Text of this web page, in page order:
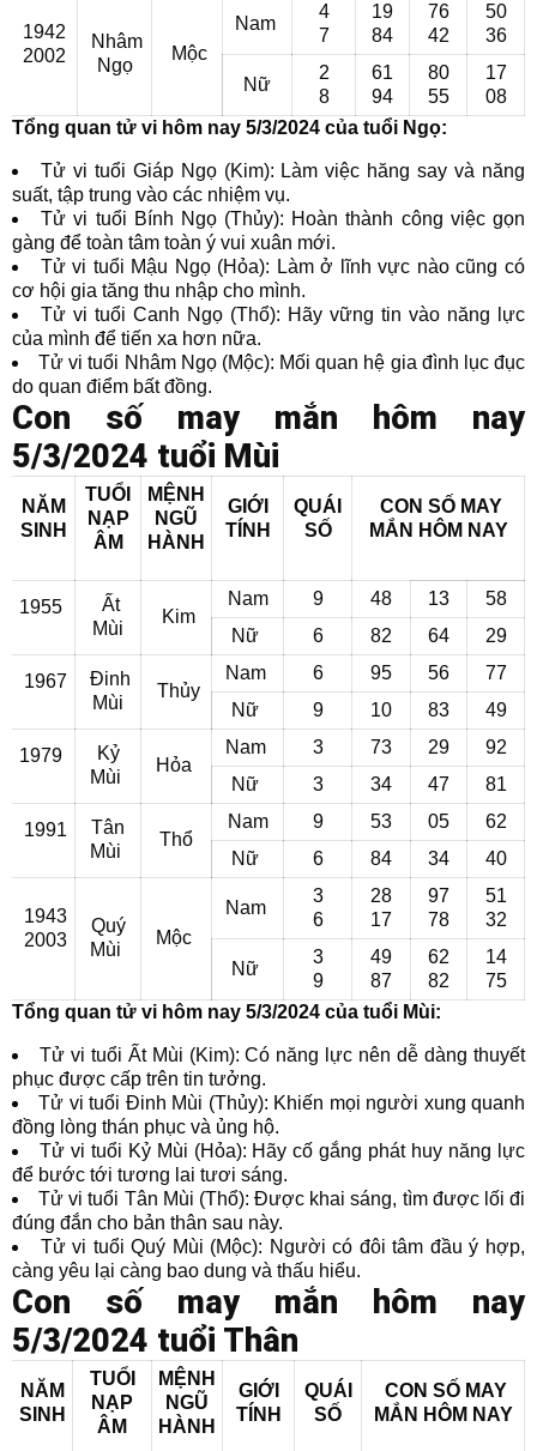
1942
2002
Nhâm
Ngọ
Mộc
Nam
4
7
19
84
76
42
50
36
Nữ
2
8
61
94
80
55
17
08
Tổng quan tử vi hôm nay 5/3/2024 của tuổi Ngọ:
Tử vi tuổi Giáp Ngọ (Kim): Làm việc hăng say và năng
suất, tập trung vào các nhiệm vụ.
Tử vi tuổi Bính Ngọ (Thủy): Hoàn thành công việc gọn
gàng để toàn tâm toàn ý vui xuân mới.
Tử vi tuổi Mậu Ngọ (Hỏa): Làm ở lĩnh vực nào cũng có
cơ hội gia tăng thu nhập cho mình.
Tử vi tuổi Canh Ngọ (Thổ): Hãy vững tin vào năng lực
của mình để tiến xa hơn nữa.
Tử vi tuổi Nhâm Ngọ (Mộc): Mối quan hệ gia đình lục đục
do quan điểm bất đồng.
Con số may mắn hôm nay
5/3/2024 tuổi Mùi
NĂM
SINH
TUỔI
NẠP
ÂM
MỆNH
NGŨ
HÀNH
GIỚI
TÍNH
QUÁI
SỐ
CON SỐ MAY
MẮN HÔM NAY
1955
Ất
Mùi
Kim
Nam 9 48 13
58
Nữ
6 82 64 29
1967
Đinh
Mùi
Thủy
Nam 6 95 56
77
Nữ
9 10 83 49
1979
Kỷ
Mùi
Hỏa
Nam 3 73 29
92
Nữ
3 34 47 81
1991
Tân
Mùi
Thổ
Nam 9 53 05
62
Nữ
6 84 34 40
1943
2003
Quý
Mùi
Mộc
Nam
3
6
28
17
97
78
51
32
Nữ
3
9
49
87
62
82
14
75
Tổng quan tử vi hôm nay 5/3/2024 của tuổi Mùi:
Tử vi tuổi Ất Mùi (Kim): Có năng lực nên dễ dàng thuyết
phục được cấp trên tin tưởng.
Tử vi tuổi Đinh Mùi (Thủy): Khiến mọi người xung quanh
đồng lòng thán phục và ủng hộ.
Tử vi tuổi Kỷ Mùi (Hỏa): Hãy cố gắng phát huy năng lực
để bước tới tương lai tươi sáng.
Tử vi tuổi Tân Mùi (Thổ): Được khai sáng, tìm được lối đi
đúng đắn cho bản thân sau này.
Tử vi tuổi Quý Mùi (Mộc): Người có đôi tâm đầu ý hợp,
càng yêu lại càng bao dung và thấu hiểu.
Con số may mắn hôm nay
5/3/2024 tuổi Thân
NĂM
SINH
TUỔI
NẠP
ÂM
MỆNH
NGŨ
HÀNH
GIỚI
TÍNH
QUÁI
SỐ
CON SỐ MAY
MẮN HÔM NAY